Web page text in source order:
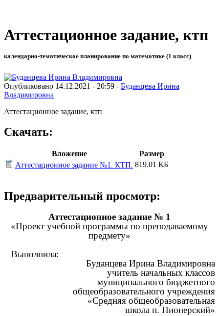
Аттестационное задание, ктп
календарно-тематическое планирование по математике (1 класс)
Опубликовано 14.12.2021 - 20:59 - Буданцева Ирина
Владимировна
Аттестационное задание, ктп
Скачать:
Вложение
Размер
Аттестационное задание №1. КТП. 819.01 КБ
Предварительный просмотр:
Аттестационное задание № 1
«Проект учебной программы по преподаваемому
предмету»
Выполнила:
Буданцева Ирина Владимировна
учитель начальных классов
муниципального бюджетного
общеобразовательного учреждения
«Средняя общеобразовательная
школа п. Пионерский»